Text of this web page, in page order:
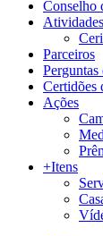
Conselho
Atividades
Parceiros
Perguntas
Certidões
Ações
+Itens